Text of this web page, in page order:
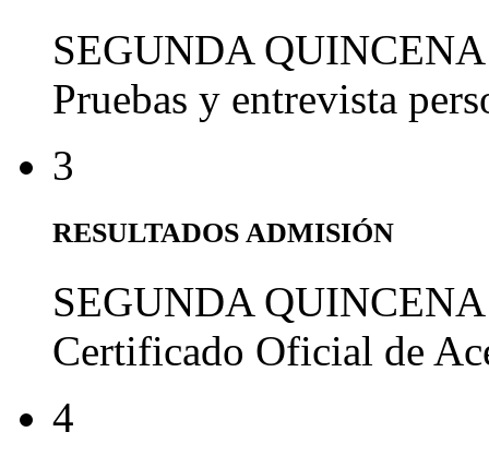
SEGUNDA
Pruebas y entrevista
3
RESULTADOS ADMISIÓN
SEGUNDA
Certificado Oficial de
4